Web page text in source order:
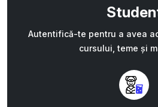
Autentifică-te pentru a avea
cursului, teme și